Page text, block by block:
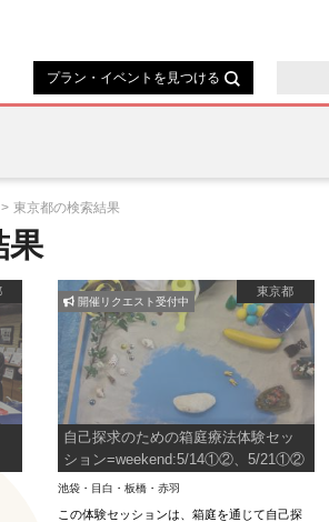
プラン・イベントを見つける
東京都の検索結果
果
東京都
自己探求のための箱庭療法体験セッ
ション=weekend:5/14①②、5/21①②
池袋・目白・板橋・赤羽
この体験セッションは、箱庭を通じて自己探
開催リクエスト受付中